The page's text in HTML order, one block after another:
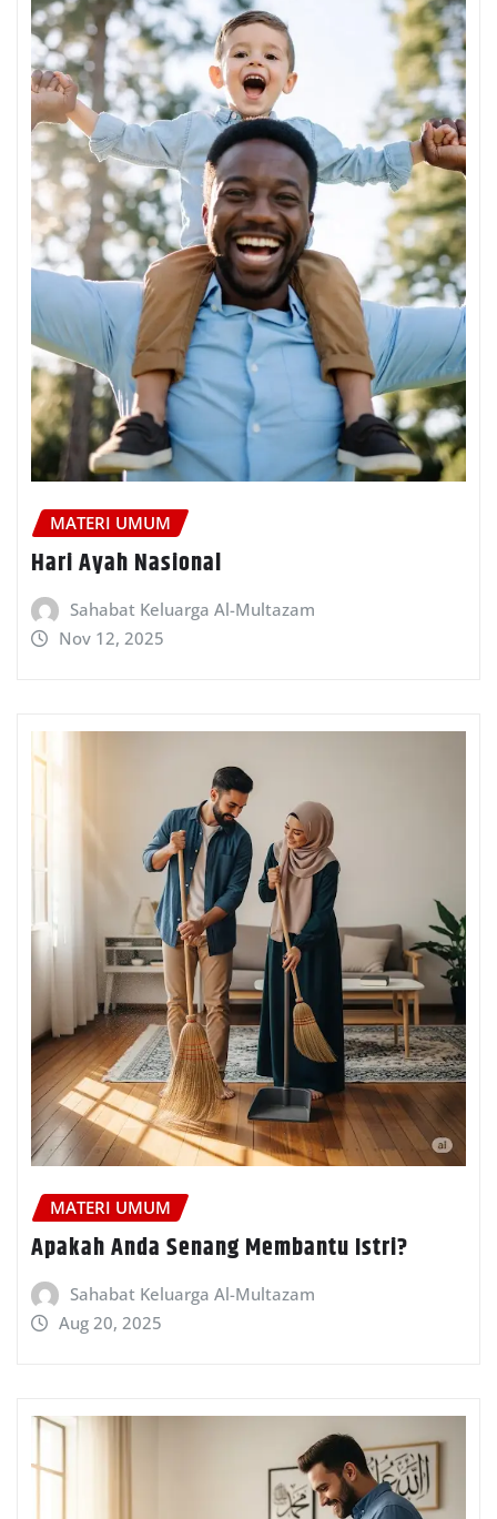
MATERI UMUM
Hari Ayah Nasional
Sahabat Keluarga Al-Multazam
Nov 12, 2025
MATERI UMUM
Apakah Anda Senang Membantu Istri?
Sahabat Keluarga Al-Multazam
Aug 20, 2025